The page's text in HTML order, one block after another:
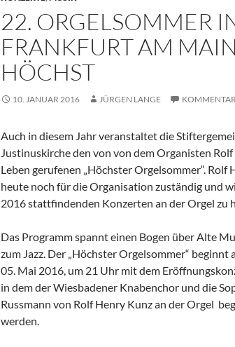
22. ORGELSOMMER
FRANKFURT AM MAIN
HÖCHST
10. JANUAR 2016 JÜRGEN LANGE
Auch in diesem Jahr veranstaltet die
Justinuskirche den von von dem Organisten
Leben gerufenen „Höchster Orgelsommer“. Rolf
heute noch für die Organisation zuständig und
2016 stattfindenden Konzerten an der Orgel zu
Das Programm spannt einen Bogen über Alte
zum Jazz. Der „Höchster Orgelsommer“ beginnt
05. Mai 2016, um 21 Uhr mit dem
in dem der Wiesbadener Knabenchor und die
Russmann von Rolf Henry Kunz an der Orgel
werden.